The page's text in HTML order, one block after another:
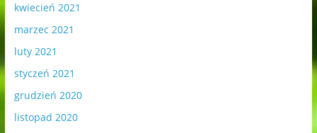
kwiecień 2021
marzec 2021
luty 2021
styczeń 2021
grudzień 2020
listopad 2020